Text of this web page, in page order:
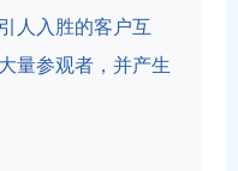
人入胜的客户互
量参观者，并产生